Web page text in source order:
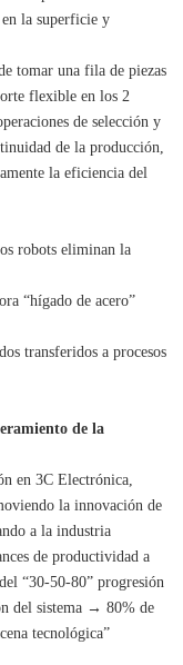
en la superficie y
tomar una fila de piezas
flexible en los 2
de selección y
de la producción,
la eficiencia del
robots eliminan la
“hígado de acero”
transferidos a procesos
de la
en 3C Electrónica,
la innovación de
a la industria
de productividad a
“30-50-80” progresión
del sistema → 80% de
tecnológica”